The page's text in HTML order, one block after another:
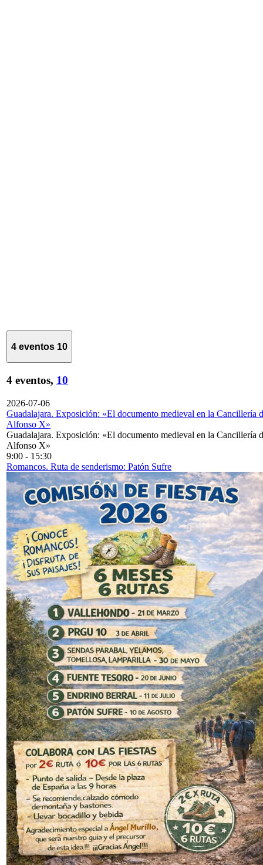
4 eventos 10
4 eventos, 10
2026-07-06
Guadalajara. Exposición: «El documento medieval en la Cancillería
Alfonso X»
Guadalajara. Exposición: «El documento medieval en la Cancillería
Alfonso X»
9:00 - 15:30
Romancos. Ruta de senderismo: Patón Sufre